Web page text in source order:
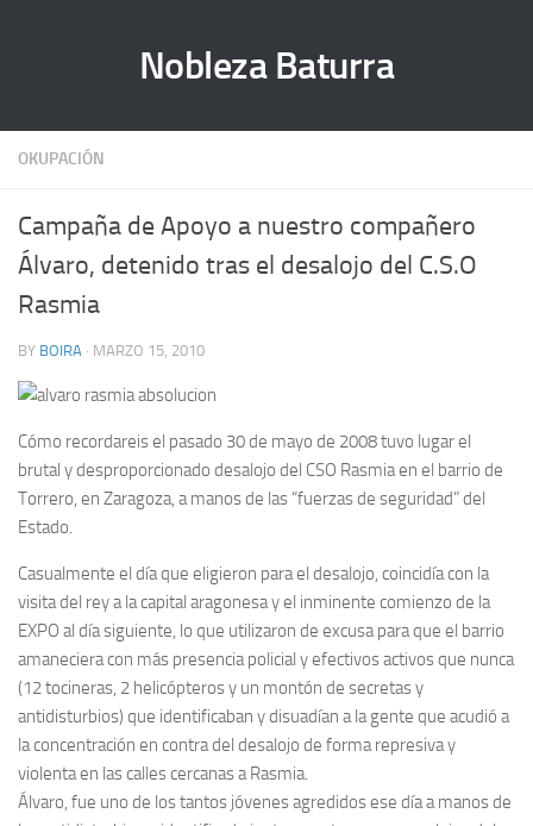
Nobleza Baturra
OKUPACIÓN
Campaña de Apoyo a nuestro compañero
Álvaro, detenido tras el desalojo del C.S.O
Rasmia
BY BOIRA · MARZO 15, 2010
Cómo recordareis el pasado 30 de mayo de 2008 tuvo lugar el
brutal y desproporcionado desalojo del CSO Rasmia en el barrio de
Torrero, en Zaragoza, a manos de las “fuerzas de seguridad” del
Estado.
Casualmente el día que eligieron para el desalojo, coincidía con la
visita del rey a la capital aragonesa y el inminente comienzo de la
EXPO al día siguiente, lo que utilizaron de excusa para que el barrio
amaneciera con más presencia policial y efectivos activos que nunca
(12 tocineras, 2 helicópteros y un montón de secretas y
antidisturbios) que identificaban y disuadían a la gente que acudió a
la concentración en contra del desalojo de forma represiva y
violenta en las calles cercanas a Rasmia.
Álvaro, fue uno de los tantos jóvenes agredidos ese día a manos de